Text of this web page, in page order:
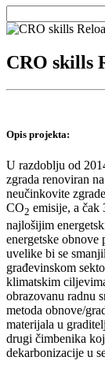
CRO skills
Opis projekta:
U razdoblju od
zgrada renoviran
neučinkovite
CO2 emisije, a čak
najlošijim
energetske
uvelike bi se
građevinskom
klimatskim
obrazovanu radnu
metoda obnove/
materijala u
drugi čimbenika
dekarbonizacije u